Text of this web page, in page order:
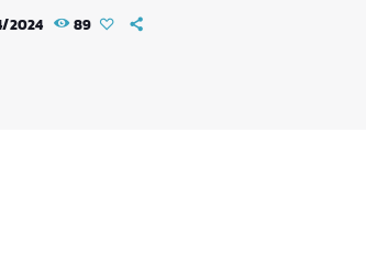
Prévu pour le 23 août 2024, ce premier
2024 89